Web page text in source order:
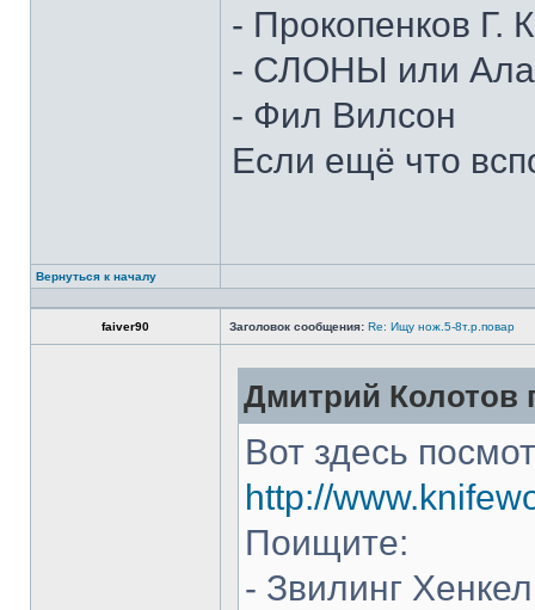
- Прокопенков Г.
- СЛОНЫ или
- Фил Вилсон
Если ещё что
Вернуться к началу
faiver90 Заголовок сообщения: Re: Ищу нож.5-8т.р.повар
Дмитрий Колотов
Вот здесь
http://
Поищите:
- Звилинг